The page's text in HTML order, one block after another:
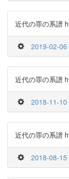
近代の罪の系譜
2019-02-06
近代の罪の系譜
2018-11-10
近代の罪の系譜
2018-08-15